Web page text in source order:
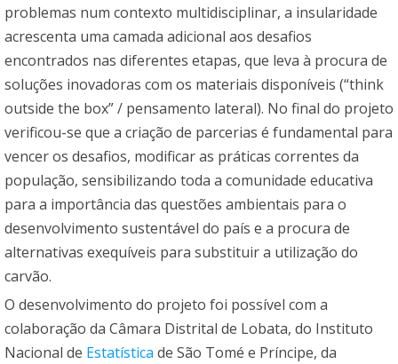
problemas num contexto multidisciplinar, a insularidade
acrescenta uma camada adicional aos desafios
encontrados nas diferentes etapas, que leva à procura de
soluções inovadoras com os materiais disponíveis (“think
outside the box” / pensamento lateral). No final do projeto
verificou-se que a criação de parcerias é fundamental para
vencer os desafios, modificar as práticas correntes da
população, sensibilizando toda a comunidade educativa
para a importância das questões ambientais para o
desenvolvimento sustentável do país e a procura de
alternativas exequíveis para substituir a utilização do
carvão.
O desenvolvimento do projeto foi possível com a
colaboração da Câmara Distrital de Lobata, do Instituto
Nacional de Estatística de São Tomé e Príncipe, da